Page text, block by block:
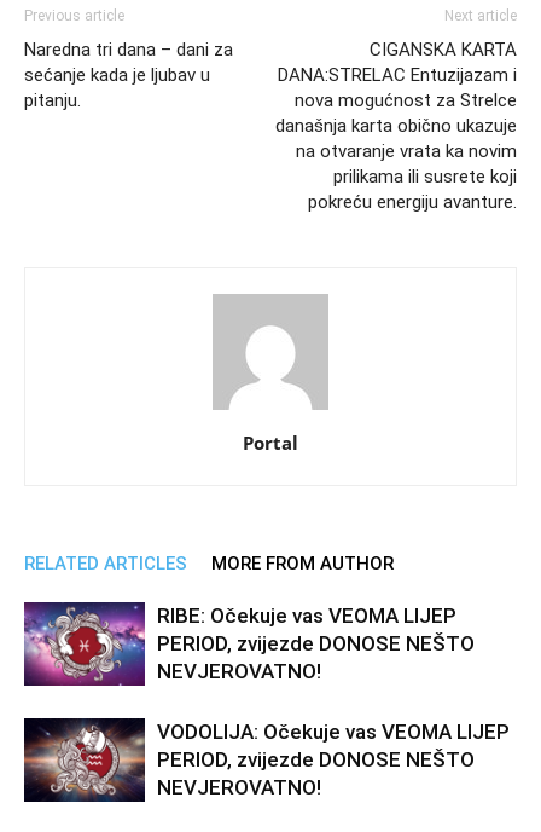
Previous article
Naredna tri dana – dani za
sećanje kada je ljubav u
pitanju.
Next article
CIGANSKA KARTA
DANA:STRELAC Entuzijazam i
nova mogućnost za Strelce
današnja karta obično ukazuje
na otvaranje vrata ka novim
prilikama ili susrete koji
pokreću energiju avanture.
Portal
RELATED ARTICLES MORE FROM AUTHOR
RIBE: Očekuje vas VEOMA LIJEP
PERIOD, zvijezde DONOSE NEŠTO
NEVJEROVATNO!
VODOLIJA: Očekuje vas VEOMA LIJEP
PERIOD, zvijezde DONOSE NEŠTO
NEVJEROVATNO!